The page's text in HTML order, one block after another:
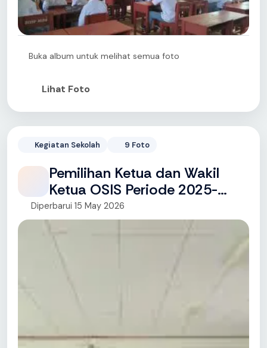
Buka album untuk melihat semua foto
Lihat Foto
Kegiatan Sekolah 9 Foto
Pemilihan Ketua dan Wakil
Ketua OSIS Periode 2025-
2026
Diperbarui 15 May 2026